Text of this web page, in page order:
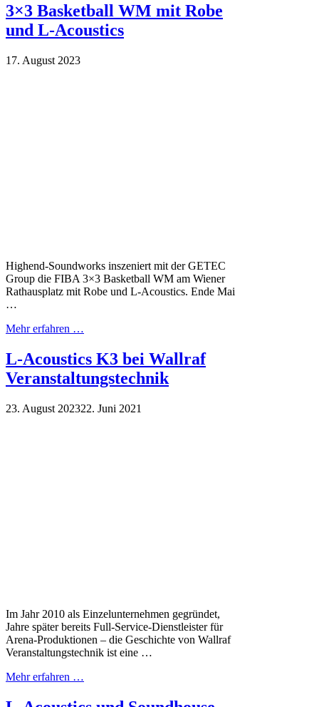
3×3 Basketball WM mit Robe
und L-Acoustics
17. August 2023
Highend-Soundworks inszeniert mit der GETEC
Group die FIBA 3×3 Basketball WM am Wiener
Rathausplatz mit Robe und L-Acoustics. Ende Mai
…
Mehr erfahren …
L-Acoustics K3 bei Wallraf
Veranstaltungstechnik
23. August 202322. Juni 2021
Im Jahr 2010 als Einzelunternehmen gegründet,
Jahre später bereits Full-Service-Dienstleister für
Arena-Produktionen – die Geschichte von Wallraf
Veranstaltungstechnik ist eine …
Mehr erfahren …